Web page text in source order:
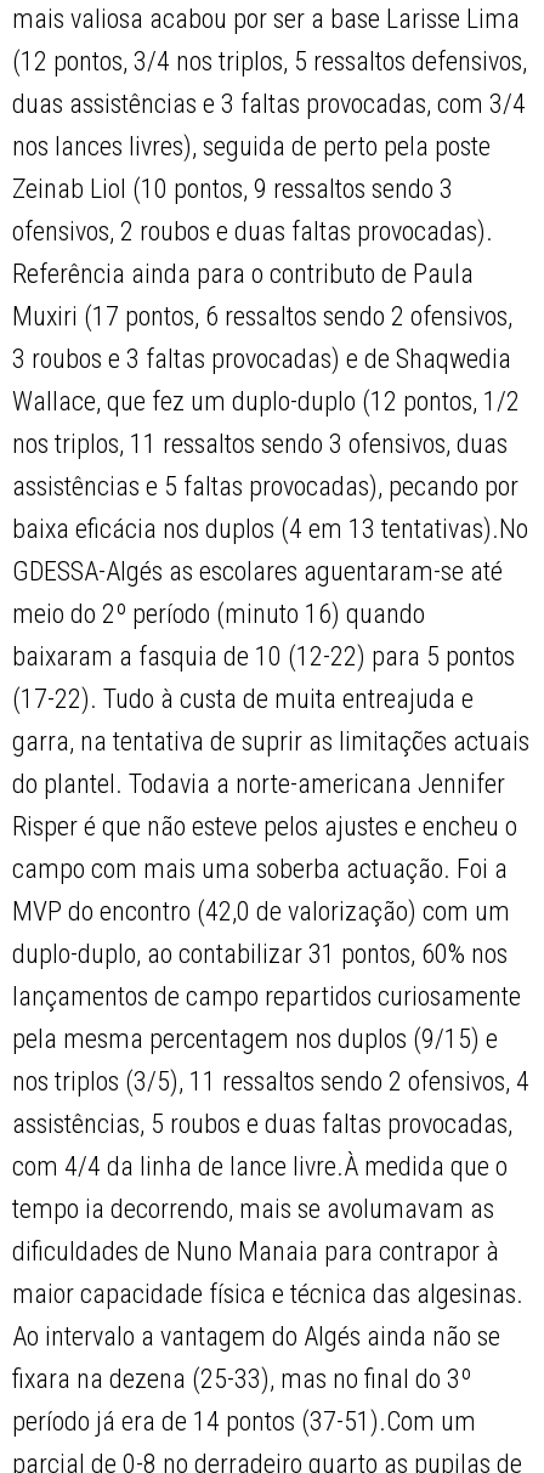
mais valiosa acabou por ser a base Larisse Lima
(12 pontos, 3/4 nos triplos, 5 ressaltos defensivos,
duas assistências e 3 faltas provocadas, com 3/4
nos lances livres), seguida de perto pela poste
Zeinab Liol (10 pontos, 9 ressaltos sendo 3
ofensivos, 2 roubos e duas faltas provocadas).
Referência ainda para o contributo de Paula
Muxiri (17 pontos, 6 ressaltos sendo 2 ofensivos,
3 roubos e 3 faltas provocadas) e de Shaqwedia
Wallace, que fez um duplo-duplo (12 pontos, 1/2
nos triplos, 11 ressaltos sendo 3 ofensivos, duas
assistências e 5 faltas provocadas), pecando por
baixa eficácia nos duplos (4 em 13 tentativas).No
GDESSA-Algés as escolares aguentaram-se até
meio do 2º período (minuto 16) quando
baixaram a fasquia de 10 (12-22) para 5 pontos
(17-22). Tudo à custa de muita entreajuda e
garra, na tentativa de suprir as limitações actuais
do plantel. Todavia a norte-americana Jennifer
Risper é que não esteve pelos ajustes e encheu o
campo com mais uma soberba actuação. Foi a
MVP do encontro (42,0 de valorização) com um
duplo-duplo, ao contabilizar 31 pontos, 60% nos
lançamentos de campo repartidos curiosamente
pela mesma percentagem nos duplos (9/15) e
nos triplos (3/5), 11 ressaltos sendo 2 ofensivos, 4
assistências, 5 roubos e duas faltas provocadas,
com 4/4 da linha de lance livre.À medida que o
tempo ia decorrendo, mais se avolumavam as
dificuldades de Nuno Manaia para contrapor à
maior capacidade física e técnica das algesinas.
Ao intervalo a vantagem do Algés ainda não se
fixara na dezena (25-33), mas no final do 3º
período já era de 14 pontos (37-51).Com um
parcial de 0-8 no derradeiro quarto as pupilas de